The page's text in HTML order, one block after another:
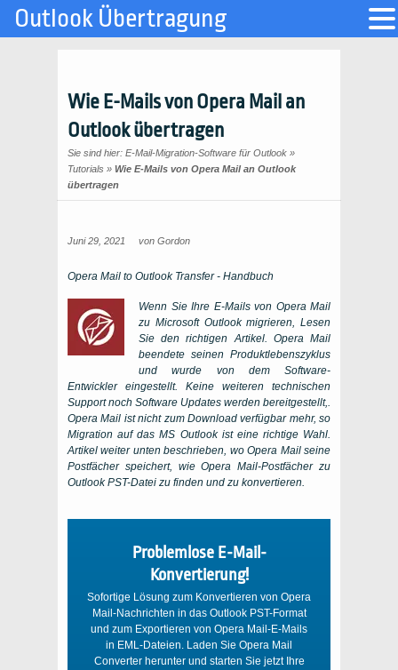
Wie E-Mails von Opera Mail an
Outlook übertragen
Sie sind hier: E-Mail-Migration-Software für Outlook »
Tutorials » Wie E-Mails von Opera Mail an Outlook
übertragen
Juni 29, 2021 von Gordon
Opera Mail to Outlook Transfer- Handbuch
Wenn Sie Ihre E-Mails von Opera Mail
zu Microsoft Outlook migrieren, Lesen
Sie den richtigen Artikel. Opera Mail
beendete seinen Produktlebenszyklus
und wurde von dem Software-
Entwickler eingestellt. Keine weiteren technischen
Support noch Software Updates werden bereitgestellt,.
Opera Mail ist nicht zum Download verfügbar mehr, so
Migration auf das MS Outlook ist eine richtige Wahl.
Artikel weiter unten beschrieben, wo Opera Mail seine
Postfächer speichert, wie Opera Mail-Postfächer zu
Outlook PST-Datei zu finden und zu konvertieren.
Problemlose E-Mail-
Konvertierung!
Sofortige Lösung zum Konvertieren von Opera
Mail-Nachrichten in das Outlook PST-Format
und zum Exportieren von Opera Mail-E-Mails
in EML-Dateien. Laden Sie Opera Mail
Converter herunter und starten Sie jetzt Ihre
Outlook Übertragung